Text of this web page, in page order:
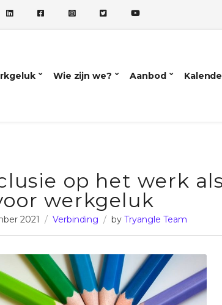
Wie zijn we? Aanbod
op het werk
werkgeluk
2021 Verbinding by Tryangle Team